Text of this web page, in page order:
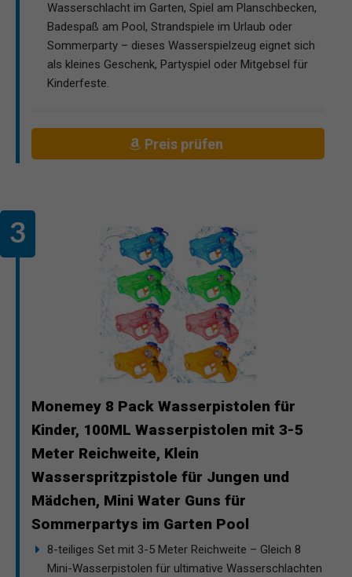
Wasserschlacht im Garten, Spiel am Planschbecken,
Badespaß am Pool, Strandspiele im Urlaub oder
Sommerparty – dieses Wasserspielzeug eignet sich
als kleines Geschenk, Partyspiel oder Mitgebsel für
Kinderfeste.
Preis prüfen
Monemey 8 Pack Wasserpistolen für
Kinder, 100ML Wasserpistolen mit 3-5
Meter Reichweite, Klein
Wasserspritzpistole für Jungen und
Mädchen, Mini Water Guns für
Sommerpartys im Garten Pool
8-teiliges Set mit 3-5 Meter Reichweite – Gleich 8
Mini-Wasserpistolen für ultimative Wasserschlachten